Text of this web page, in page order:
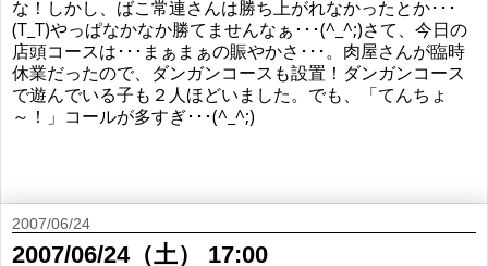
な！しかし、ばこ常連さんは勝ち上がれなかったとか･･･
(T_T)やっぱなかなか勝てませんなぁ･･･(^_^;)さて、今日の
店頭コースは･･･まぁまぁの賑やかさ･･･。肉屋さんが臨時
休業だったので、ダンガンコースも設置！ダンガンコース
で遊んでいる子も２人ほどいました。でも、「てんちょ
～！」コールが多すぎ･･･(^_^;)
2007/06/24
2007/06/24（土） 17:00